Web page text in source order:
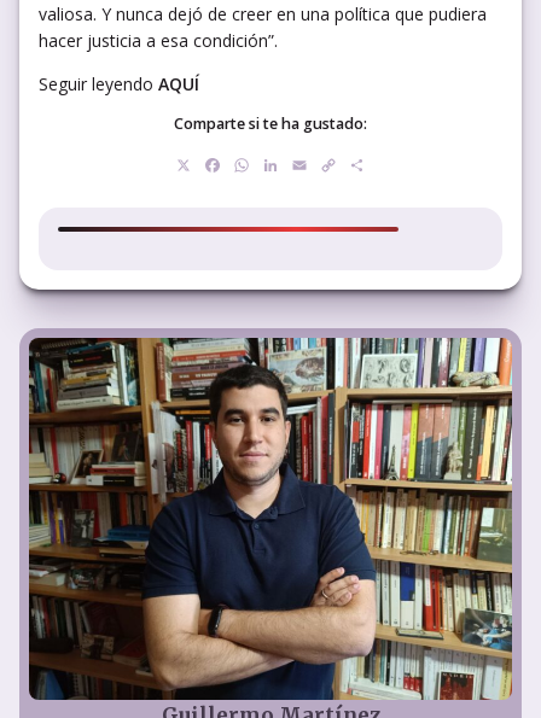
valiosa. Y nunca dejó de creer en una política que pudiera
hacer justicia a esa condición”.
Seguir leyendo AQUÍ
Comparte si te ha gustado:
Facebook
WhatsApp
LinkedIn
EmailCopy